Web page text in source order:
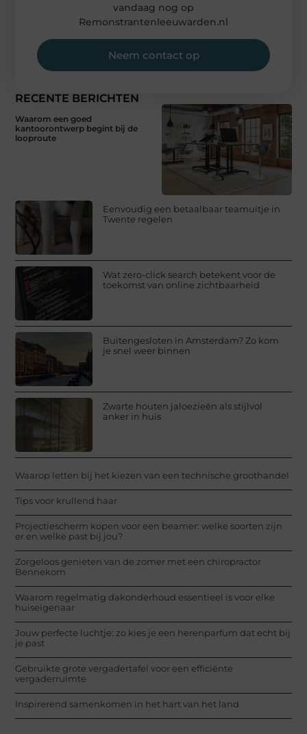
RECENTE BERICHTEN
Waarom een goed
kantoorontwerp begint bij de
looproute
Eenvoudig een betaalbaar teamuitje in
Twente regelen
Wat zero-click search betekent voor de
toekomst van online zichtbaarheid
Buitengesloten in Amsterdam? Zo kom
je snel weer binnen
Zwarte houten jaloezieën als stijlvol
anker in huis
Waarop letten bij het kiezen van een technische groothandel
Tips voor krullend haar
Projectiescherm kopen voor een beamer: welke soorten zijn
er en welke past bij jou?
Zorgeloos genieten van de zomer met een chiropractor
Bennekom
Waarom regelmatig dakonderhoud essentieel is voor elke
huiseigenaar
Jouw perfecte luchtje: zo kies je een herenparfum dat echt bij
je past
Gebruikte grote vergadertafel voor een efficiënte
vergaderruimte
Inspirerend samenkomen in het hart van het land
vandaag nog op
Remonstrantenleeuwarden.nl
Neem contact op